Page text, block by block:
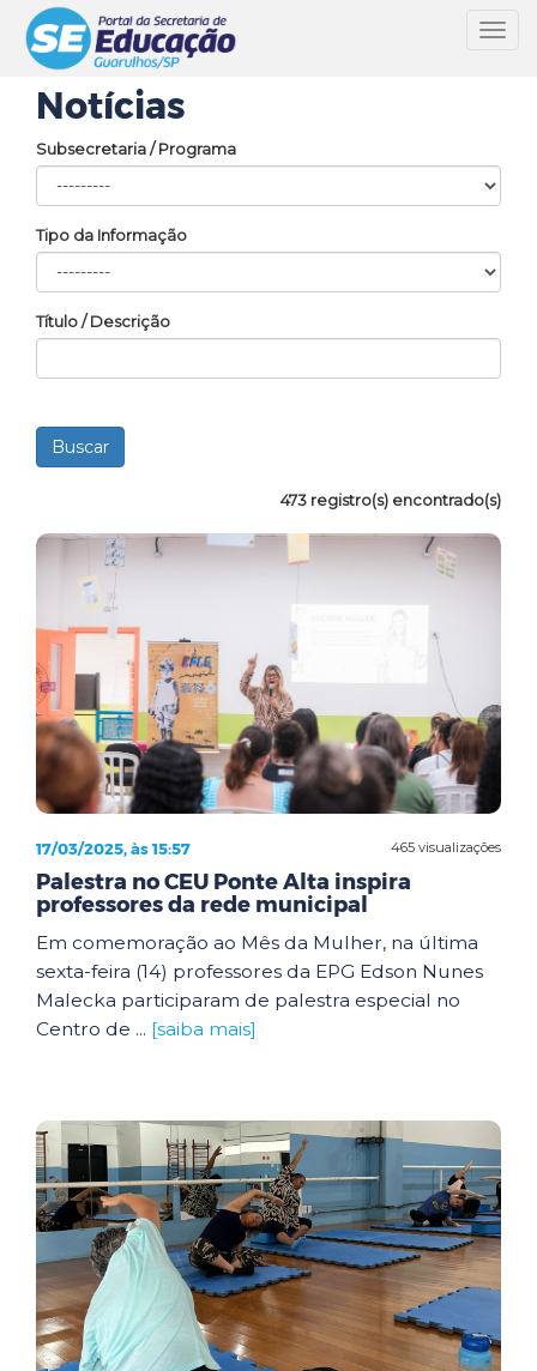
Notícias
Subsecretaria / Programa
Tipo da Informação
Título / Descrição
473 registro(s) encontrado(s)
465 visualizações
17/03/2025, às 15:57
Palestra no CEU Ponte Alta inspira
professores da rede municipal
Em comemoração ao Mês da Mulher, na última
sexta-feira (14) professores da EPG Edson Nunes
Malecka participaram de palestra especial no
Centro de ... [saiba mais]